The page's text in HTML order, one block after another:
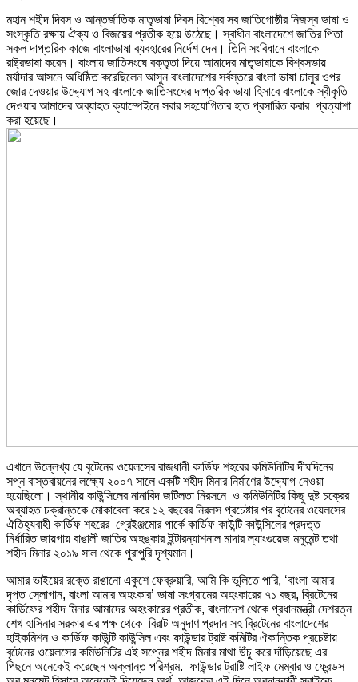
মহান শহীদ দিবস ও আন্তর্জাতিক মাতৃভাষা দিবস বিশ্বের সব জাতিগোষ্ঠীর নিজস্ব ভাষা ও
সংস্কৃতি রক্ষায় ঐক্য ও বিজয়ের প্রতীক হয়ে উঠেছে। স্বাধীন বাংলাদেশে জাতির পিতা
সকল দাপ্তরিক কাজে বাংলাভাষা ব্যবহারের নির্দেশ দেন। তিনি সংবিধানে বাংলাকে
রাষ্ট্রভাষা করেন। বাংলায় জাতিসংঘে বক্তৃতা দিয়ে আমাদের মাতৃভাষাকে বিশ্বসভায়
মর্যাদার আসনে অধিষ্ঠিত করেছিলেন আসুন বাংলাদেশের সর্বস্তরে বাংলা ভাষা চালুর ওপর
জোর দেওয়ার উদ্দ্যোগ সহ বাংলাকে জাতিসংঘের দাপ্তরিক ভাযা হিসাবে বাংলাকে স্বীকৃতি
দেওয়ার আমাদের অব্যাহত ক্যাম্পেইনে সবার সহযোগিতার হাত প্রসারিত করার প্রত্যাশা
করা হয়েছে।
এখানে উল্লেখ্য যে বৃটেনের ওয়েলসের রাজধানী কার্ডিফ শহরের কমিউনিটির দীঘদিনের
সপ্ন বাস্তবায়নের লক্ষ্যে ২০০৭ সালে একটি শহীদ মিনার নির্মাণের উদ্দ্যোগ নেওয়া
হয়েছিলো। স্থানীয় কাউন্সিলের নানাবিদ জটিলতা নিরসনে ও কমিউনিটির কিছু দুষ্ট চক্রের
অব্যাহত চক্রান্তকে মোকাবেলা করে ১২ বছরের নিরলস প্রচেষ্টার পর বৃটেনের ওয়েলসের
ঐতিহ্যবাহী কার্ডিফ শহরের গ্রেইঞ্জমোর পার্কে কার্ডিফ কাউন্টি কাউন্সিলের প্রদত্ত
নির্ধারিত জায়গায় বাঙালী জাতির অহঙ্কার ইন্টারন্যাশনাল মাদার ল্যাংগুয়েজ মনুমেন্ট তথা
শহীদ মিনার ২০১৯ সাল থেকে পুরাপুরি দৃশ্যমান।
আমার ভাইয়ের রক্তে রাঙানো একুশে ফেব্রুয়ারি, আমি কি ভুলিতে পারি, ‘বাংলা আমার
দৃপ্ত স্লোগান, বাংলা আমার অহংকার’ ভাষা সংগ্রামের অহংকারের ৭১ বছর, ব্রিটেনের
কার্ডিফের শহীদ মিনার আমাদের অহংকারের প্রতীক, বাংলাদেশ থেকে প্রধানমন্ত্রী দেশরত্ন
শেখ হাসিনার সরকার এর পক্ষ থেকে বিরাট অনুদাণ প্রদান সহ ব্রিটেনের বাংলাদেশের
হাইকমিশন ও কার্ডিফ কাউন্টি কাউন্সিল এবং ফাউন্ডার ট্রাষ্ট কমিটির ঐকান্তিক প্রচেষ্টায়
বৃটেনের ওয়েলসের কমিউনিটির এই সপ্নের শহীদ মিনার মাথা উঁচু করে দাঁড়িয়েছে এর
পিছনে অনেকেই করেছেন অক্লান্ত পরিশ্রম. ফাউন্ডার ট্রাষ্টি লাইফ মেম্বার ও ফ্রেন্ডস